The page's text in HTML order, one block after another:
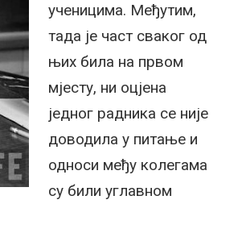
ученицима. Међутим,
тада је част сваког од
њих била на првом
мјесту, ни оцјена
једног радника се није
доводила у питање и
односи међу колегама
су били углавном